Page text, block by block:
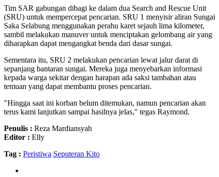
Tim SAR gabungan dibagi ke dalam dua Search and Rescue Unit
(SRU) untuk mempercepat pencarian. SRU 1 menyisir aliran Sungai
Saka Selabung menggunakan perahu karet sejauh lima kilometer,
sambil melakukan manuver untuk menciptakan gelombang air yang
diharapkan dapat mengangkat benda dari dasar sungai.
Sementara itu, SRU 2 melakukan pencarian lewat jalur darat di
sepanjang bantaran sungai. Mereka juga menyebarkan informasi
kepada warga sekitar dengan harapan ada saksi tambahan atau
temuan yang dapat membantu proses pencarian.
"Hingga saat ini korban belum ditemukan, namun pencarian akan
terus kami lanjutkan sampai hasilnya jelas," tegas Raymond.
Penulis : Reza Mardiansyah
Editor : Elly
Tag : Peristiwa Seputeran Kito